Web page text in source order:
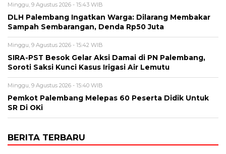
Minggu, 9 Agustus 2026 - 15:43 WIB
DLH Palembang Ingatkan Warga: Dilarang Membakar
Sampah Sembarangan, Denda Rp50 Juta
Minggu, 9 Agustus 2026 - 15:42 WIB
SIRA-PST Besok Gelar Aksi Damai di PN Palembang,
Soroti Saksi Kunci Kasus Irigasi Air Lemutu
Minggu, 9 Agustus 2026 - 15:40 WIB
Pemkot Palembang Melepas 60 Peserta Didik Untuk
SR Di OKi
BERITA TERBARU